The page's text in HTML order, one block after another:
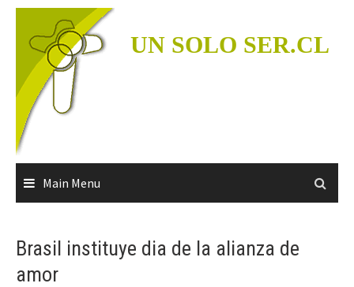
Skip
content
UN SOLO SER.CL
Main Menu
Brasil instituye dia de la alianza de
amor